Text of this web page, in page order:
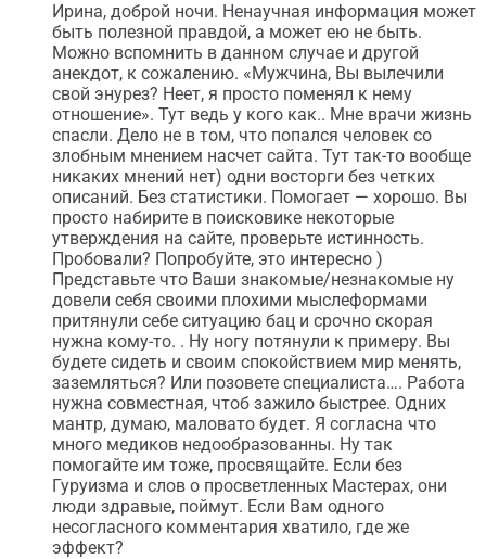
Ирина, доброй ночи. Ненаучная информация может
быть полезной правдой, а может ею не быть.
Можно вспомнить в данном случае и другой
анекдот, к сожалению. «Мужчина, Вы вылечили
свой энурез? Неет, я просто поменял к нему
отношение». Тут ведь у кого как.. Мне врачи жизнь
спасли. Дело не в том, что попался человек со
злобным мнением насчет сайта. Тут так-то вообще
никаких мнений нет) одни восторги без четких
описаний. Без статистики. Помогает — хорошо. Вы
просто набирите в поисковике некоторые
утверждения на сайте, проверьте истинность.
Пробовали? Попробуйте, это интересно )
Представьте что Ваши знакомые/незнакомые ну
довели себя своими плохими мыслеформами
притянули себе ситуацию бац и срочно скорая
нужна кому-то. . Ну ногу потянули к примеру. Вы
будете сидеть и своим спокойствием мир менять,
заземляться? Или позовете специалиста…. Работа
нужна совместная, чтоб зажило быстрее. Одних
мантр, думаю, маловато будет. Я согласна что
много медиков недообразованны. Ну так
помогайте им тоже, просвящайте. Если без
Гуруизма и слов о просветленных Мастерах, они
люди здравые, поймут. Если Вам одного
несогласного комментария хватило, где же
эффект?